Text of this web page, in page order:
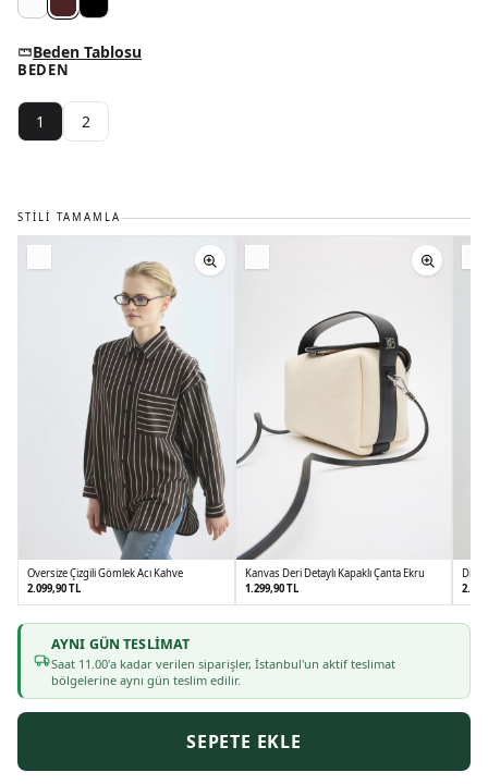
Beden Tablosu
BEDEN
1 2
STILI TAMAMLA
Oversize Çizgili Gömlek Acı Kahve
2.099,90 TL
1 2
Kanvas Deri Detaylı Kapaklı Çanta Ekru
1.299,90 TL
Dik
AYNI GÜN TESLIMAT
Saat 11 .00'a kadar verilen siparişler, İstanbul'un aktif teslimat
bölgelerine aynı gün teslim edilir.
SEPETE EKLE